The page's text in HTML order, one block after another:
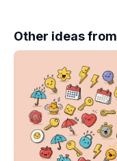
Other ideas from